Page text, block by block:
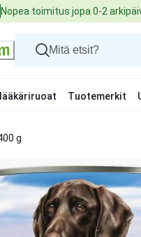
Nopea toimitus jopa 0-2
Tuotemerkit
g